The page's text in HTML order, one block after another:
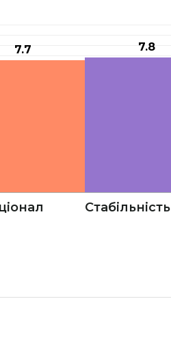
7.7 7.8
Стабільність